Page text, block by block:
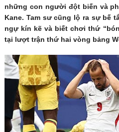
những con người đột biến và
Kane. Tam sư cũng lộ ra sự bế
ngự kín kẽ và biết chơi thứ
tại lượt trận thứ hai vòng bảng